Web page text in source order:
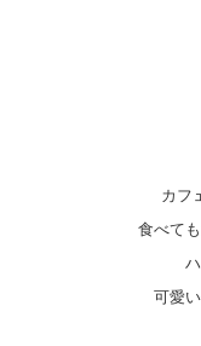
カフ
食べて
可愛